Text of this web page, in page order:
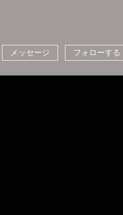
メッセージ フォローする